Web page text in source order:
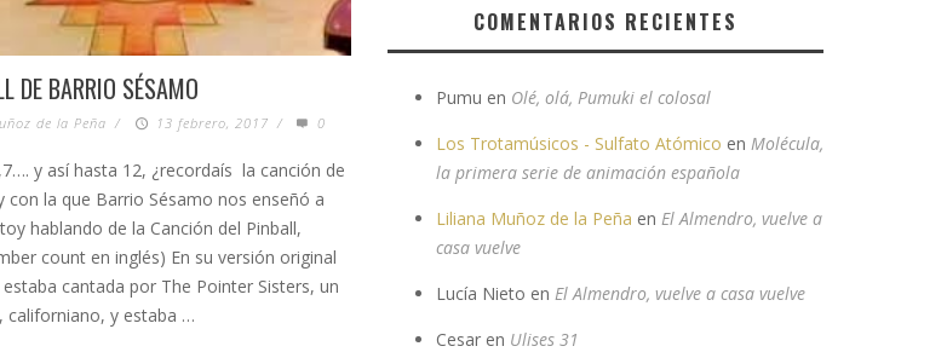
DE BARRIO SÉSAMO
de la Peña / 13 febrero, 2017 / 0
y así hasta 12, ¿recordaís la canción de
con la que Barrio Sésamo nos enseñó a
hablando de la Canción del Pinball,
count en inglés) En su versión original
cantada por The Pointer Sisters, un
californiano, y estaba …
COMENTARIOS RECIENTES
Pumu en Olé, olá, Pumuki el colosal
Los Trotamúsicos - Sulfato Atómico en Molécula,
la primera serie de animación española
Liliana Muñoz de la Peña en El Almendro, vuelve a
casa vuelve
Lucía Nieto en El Almendro, vuelve a casa vuelve
Cesar en Ulises 31